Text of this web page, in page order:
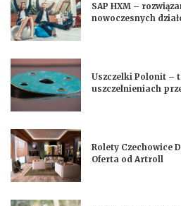
SAP HXM –
nowoczesnych
Uszczelki Polonit –
uszczelnieniach
Rolety Czechowice
Oferta od Artroll